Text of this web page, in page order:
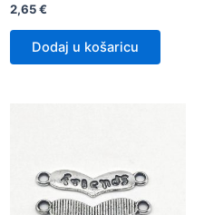
2,65€
Dodaj u košaricu